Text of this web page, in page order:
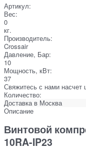
Артикул:
Вес:
0
кг.
Производитель:
Crossair
Давление, Бар:
10
Мощность, кВт:
37
Свяжитесь с нами насчет
Количество:
Доставка в Москва
Описание
Винтовой
10RA-IP23